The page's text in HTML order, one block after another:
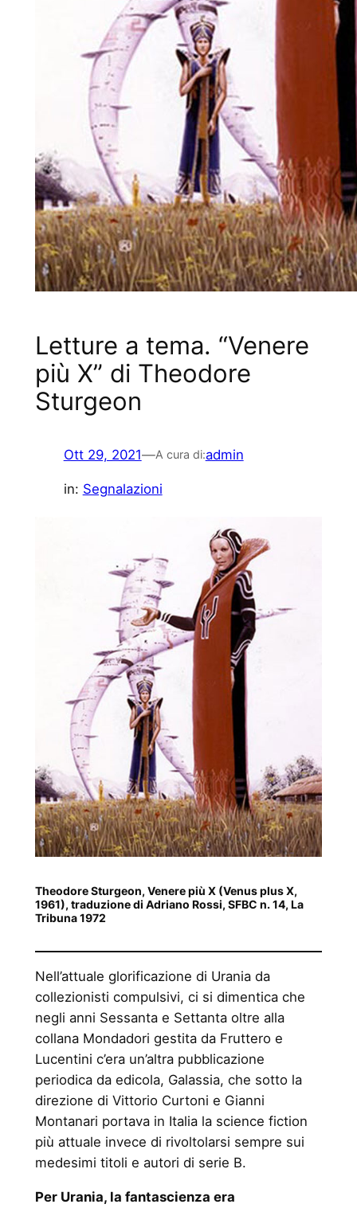
Letture a tema. “Venere
più X” di Theodore
Sturgeon
Ott 29, 2021—A cura di:admin
in: Segnalazioni
Theodore Sturgeon, Venere più X (Venus plus X,
1961), traduzione di Adriano Rossi, SFBC n. 14, La
Tribuna 1972
Nell’attuale glorificazione di Urania da
collezionisti compulsivi, ci si dimentica che
negli anni Sessanta e Settanta oltre alla
collana Mondadori gestita da Fruttero e
Lucentini c’era un’altra pubblicazione
periodica da edicola, Galassia, che sotto la
direzione di Vittorio Curtoni e Gianni
Montanari portava in Italia la science fiction
più attuale invece di rivoltolarsi sempre sui
medesimi titoli e autori di serie B.
Per Urania, la fantascienza era